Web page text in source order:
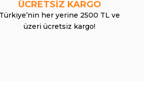
ÜCRETSİZ KARGO
Türkiye’nin her yerine 2500 TL ve
üzeri ücretsiz kargo!